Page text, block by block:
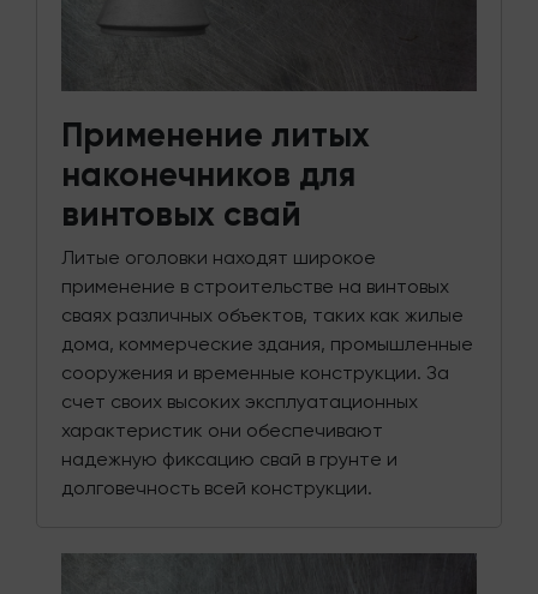
Применение литых
наконечников для
винтовых свай
Литые оголовки находят широкое
применение в строительстве на винтовых
сваях различных объектов, таких как жилые
дома, коммерческие здания, промышленные
сооружения и временные конструкции. За
счет своих высоких эксплуатационных
характеристик они обеспечивают
надежную фиксацию свай в грунте и
долговечность всей конструкции.